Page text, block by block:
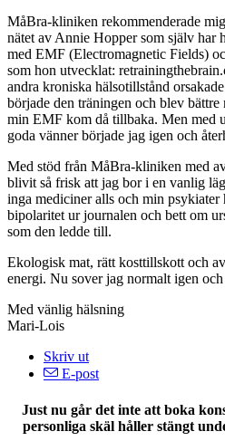
MåBra-kliniken rekommenderade
nätet av Annie Hopper som själv har
med EMF (Electromagnetic Fields)
som hon utvecklat:
andra kroniska hälsotillstånd
började den träningen och blev bättre
min EMF kom då tillbaka. Men med
goda vänner började jag igen och
Med stöd från MåBra-kliniken med
blivit så frisk att jag bor i en vanlig
inga mediciner alls och min psykiater
bipolaritet ur journalen och bett om
som den ledde till.
Ekologisk mat, rätt kosttillskott och
energi. Nu sover jag normalt igen
Med vänlig hälsning
Mari-Lois
Skriv ut
E-post
Just nu går det inte att boka
personliga skäl håller stängt